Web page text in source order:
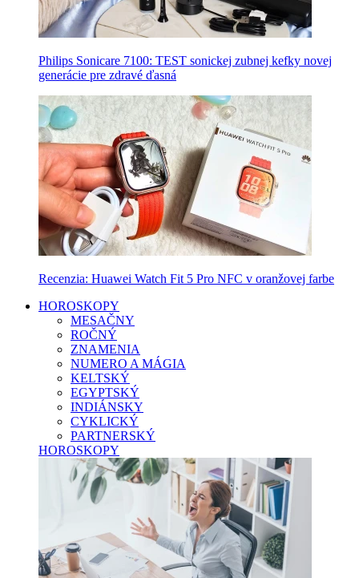
Philips Sonicare 7100: TEST sonickej zubnej kefky novej
generácie pre zdravé ďasná
Recenzia: Huawei Watch Fit 5 Pro NFC v oranžovej farbe
HOROSKOPY
MESAČNY
ROČNÝ
ZNAMENIA
NUMERO A MÁGIA
KELTSKÝ
EGYPTSKÝ
INDIÁNSKY
CYKLICKÝ
PARTNERSKÝ
HOROSKOPY